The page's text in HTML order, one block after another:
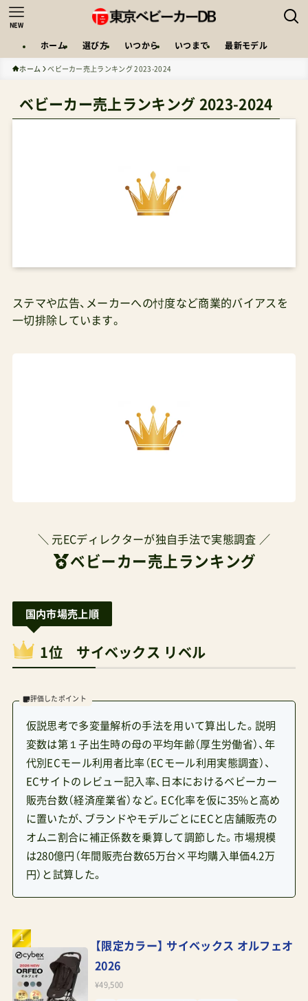
NEW
ホーム 選び方 いつから いつまで 最新モデル
ホーム ベビーカー売上ランキング 2023-2024
ベビーカー売上ランキング 2023-2024
ステマや広告、メーカーへの忖度など商業的バイアスを
一切排除しています。
＼ 元ECディレクターが独自手法で実態調査 ／
ベビーカー売上ランキング
国内市場売上順
1位 サイベックス リベル
評価したポイント
仮説思考で多変量解析の手法を用いて算出した。説明
変数は第１子出生時の母の平均年齢（厚生労働省）、年
代別ECモール利用者比率（ECモール利用実態調査）、
ECサイトのレビュー記入率、日本におけるベビーカー
販売台数（経済産業省）など。EC化率を仮に35%と高め
に置いたが、ブランドやモデルごとにECと店舗販売の
オムニ割合に補正係数を乗算して調節した。市場規模
は280億円（年間販売台数65万台×平均購入単価4.2万
円）と試算した。
【限定カラー】 サイベックス オルフェオ
2026
¥49,500